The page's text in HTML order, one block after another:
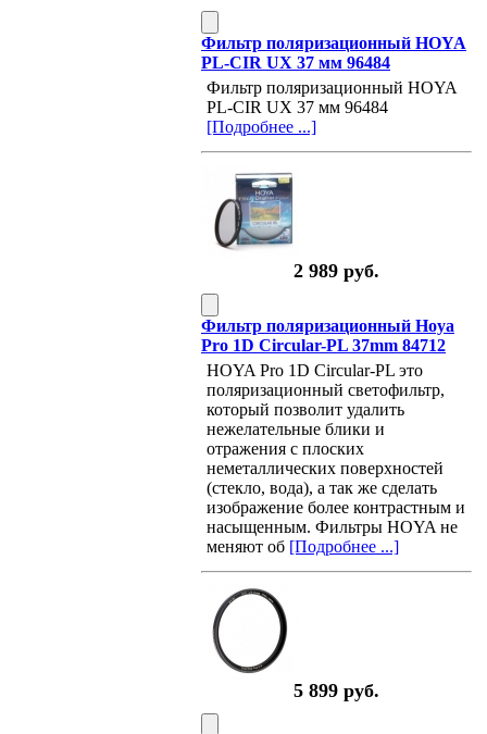
Фильтр поляризационный HOYA
PL-CIR UX 37 мм 96484
Фильтр поляризационный HOYA
PL-CIR UX 37 мм 96484
[Подробнее ...]
2 989 руб.
Фильтр поляризационный Hoya
Pro 1D Circular-PL 37mm 84712
HOYA Pro 1D Circular-PL это
поляризационный светофильтр,
который позволит удалить
нежелательные блики и
отражения с плоских
неметаллических поверхностей
(стекло, вода), а так же сделать
изображение более контрастным и
насыщенным. Фильтры HOYA не
меняют об [Подробнее ...]
5 899 руб.